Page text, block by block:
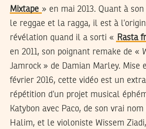
Mixtape » en mai 2013. Quant à
le reggae et la ragga, il est à
révélation quand il a sorti « Rasta
en 2011, son poignant remake de «
Jamrock » de Damian Marley. Mise
février 2016, cette vidéo est un
répétition d’un projet musical
Katybon avec Paco, de son vrai
Halim, et le violoniste Wissem